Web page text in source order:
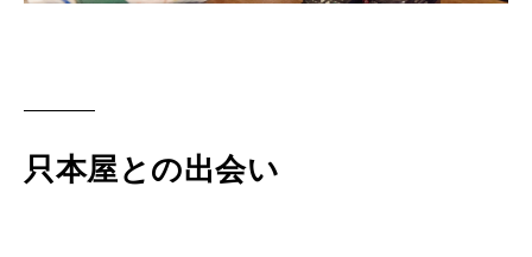
只本屋との出会い